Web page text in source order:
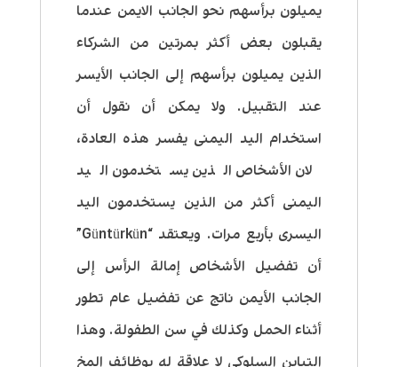
يميلون برأسهم نحو الجانب الايمن عندما
يقبلون بعض أكثر بمرتين من الشركاء
الذين يميلون برأسهم إلى الجانب الأيسر
عند التقبيل. ولا يمكن أن نقول أن
استخدام اليد اليمنى يفسر هذه العادة،
لان الأشخاص الذين يستخدمون اليد
اليمنى أكثر من الذين يستخدمون اليد
اليسرى بأربع مرات. ويعتقد “Güntürkün”
أن تفضيل الأشخاص إمالة الرأس إلى
الجانب الأيمن ناتج عن تفضيل عام تطور
أثناء الحمل وكذلك في سن الطفولة. وهذا
التباين السلوكي لا علاقة له بوظائف المخ